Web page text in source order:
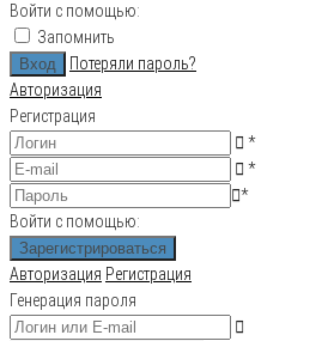
Войти с помощью:
Запомнить
Потеряли пароль?
Авторизация
Регистрация
*
*
*
Войти с помощью:
Авторизация Регистрация
Генерация пароля